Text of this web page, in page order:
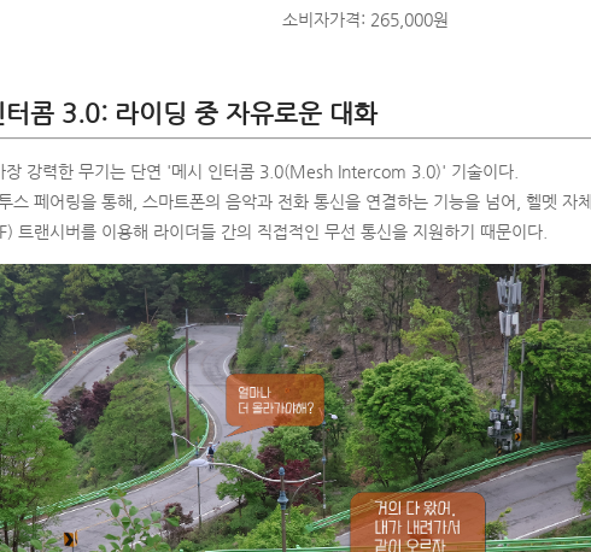
소비자가격: 265,000원
터콤 3.0: 라이딩 중 자유로운 대화
장 강력한 무기는 단연 '메시 인터콤 3.0(Mesh Intercom 3.0)' 기술이다.
스 페어링을 통해, 스마트폰의 음악과 전화 통신을 연결하는 기능을 넘어, 헬멧 자
트랜시버를 이용해 라이더들 간의 직접적인 무선 통신을 지원하기 때문이다.